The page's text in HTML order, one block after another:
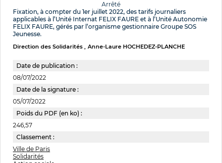
Arrêté
Fixation, à compter du 1er juillet 2022, des tarifs journaliers
applicables à l’Unité Internat FELIX FAURE et à l’Unité Autonomie
FELIX FAURE, gérés par l’organisme gestionnaire Groupe SOS
Jeunesse.
Direction des Solidarités Anne-Laure HOCHEDEZ-PLANCHE
Date de publication :
08/07/2022
Date de la signature :
05/07/2022
Poids du PDF (en ko) :
246,57
Classement :
Ville de Paris
Solidarités